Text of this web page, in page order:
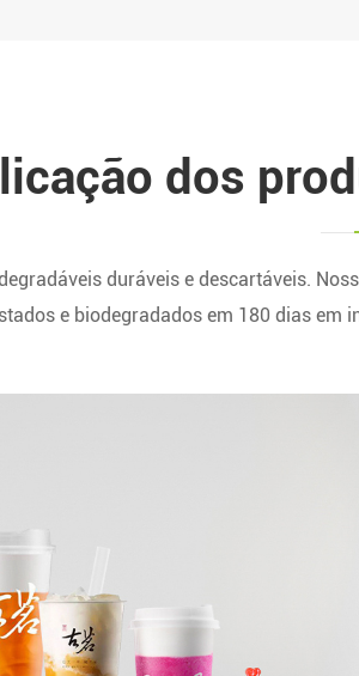
dos
duráveis e descartáveis.
e biodegradados em 180 dias em